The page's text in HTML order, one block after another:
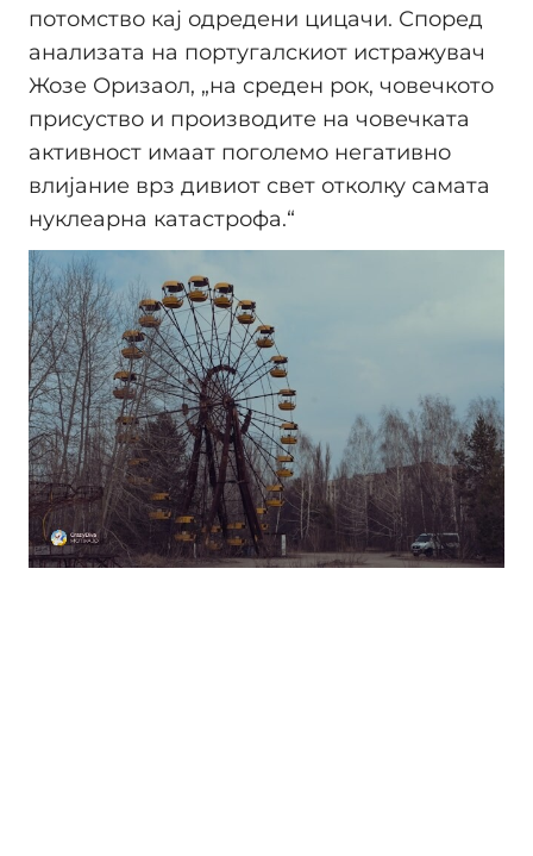
потомство кај одредени цицачи. Според
анализата на португалскиот истражувач
Жозе Оризаол, „на среден рок, човечкото
присуство и производите на човечката
активност имаат поголемо негативно
влијание врз дивиот свет отколку самата
нуклеарна катастрофа.“